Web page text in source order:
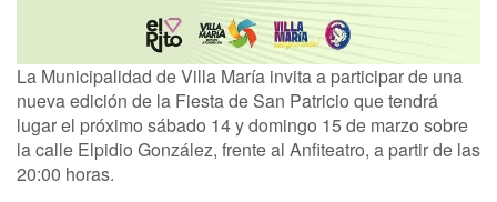
La Municipalidad de Villa María invita a participar de una
nueva edición de la Fiesta de San Patricio que tendrá
lugar el próximo sábado 14 y domingo 15 de marzo sobre
la calle Elpidio González, frente al Anfiteatro, a partir de las
20:00 horas.